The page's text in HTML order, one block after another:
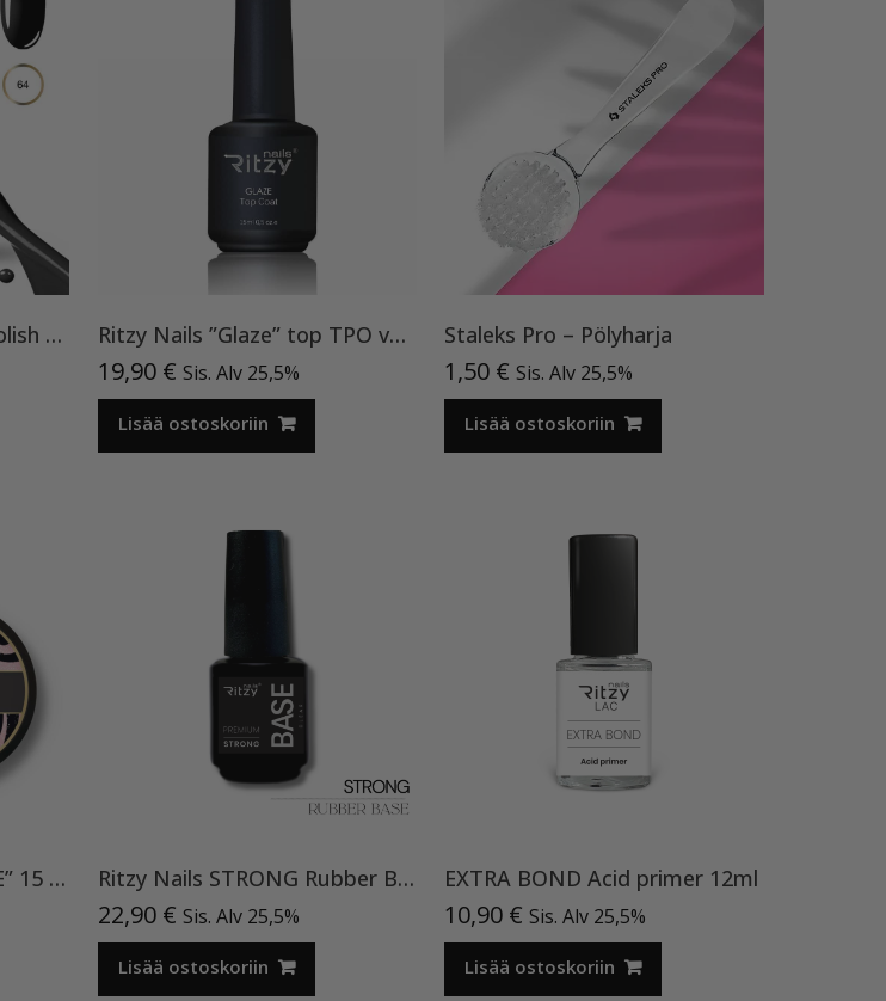
Ritzy Nails UV/LED gel polish ”Black” 64, 9ml, geelilakka TPO vapaa Ritzy Nails ”Glaze” top TPO vapaa
19,90 € Sis. Alv 25,5%
Lisää ostoskoriin
Staleks Pro – Pölyharja
1,50 € Sis. Alv 25,5%
Lisää ostoskoriin
Akryyligeeli CHAMPAGNE” 15 ML Ritzy Nails STRONG Rubber Base clear Premium, 15 ml pohjageeli
22,90 € Sis. Alv 25,5%
Lisää ostoskoriin
EXTRA BOND Acid primer 12ml
10,90 € Sis. Alv 25,5%
Lisää ostoskoriin